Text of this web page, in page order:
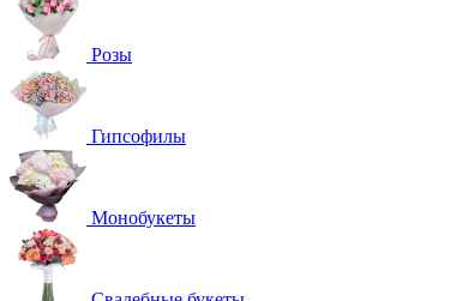
Розы
Гипсофилы
Монобукеты